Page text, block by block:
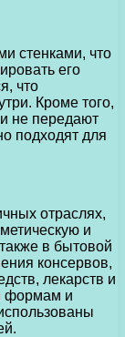
стенками, что
его
что
Кроме того,
не передают
подходят для
отраслях,
и
в бытовой
консервов,
лекарств и
формам и